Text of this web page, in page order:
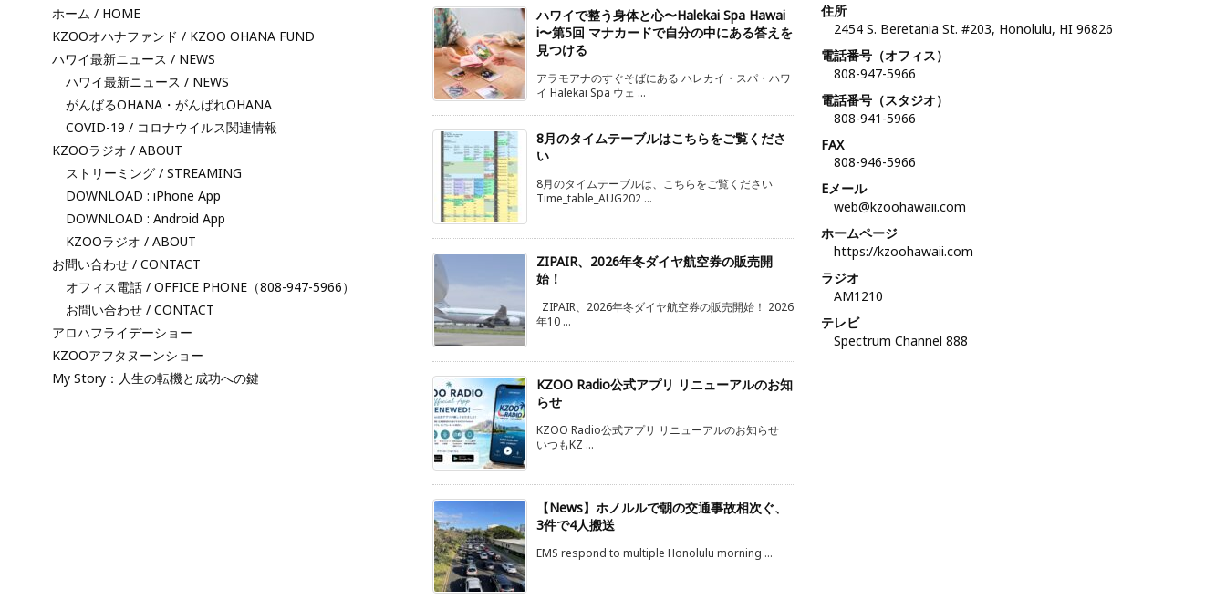
ホーム / HOME
KZOOオハナファンド / KZOO OHANA FUND
ハワイ最新ニュース / NEWS
ハワイ最新ニュース / NEWS
がんばるOHANA・がんばれOHANA
COVID-19 / コロナウイルス関連情報
KZOOラジオ / ABOUT
ストリーミング / STREAMING
DOWNLOAD : iPhone App
DOWNLOAD : Android App
KZOOラジオ / ABOUT
お問い合わせ / CONTACT
オフィス電話 / OFFICE PHONE（808-947-5966）
お問い合わせ / CONTACT
アロハフライデーショー
KZOOアフタヌーンショー
My Story：人生の転機と成功への鍵
ハワイで整う身体と心〜Halekai Spa Hawai
i〜第5回 マナカードで自分の中にある答えを
見つける
アラモアナのすぐそばにある ハレカイ・スパ・ハワ
イ Halekai Spa ウェ ...
8月のタイムテーブルはこちらをご覧くださ
い
8月のタイムテーブルは、こちらをご覧ください
Time_table_AUG202 ...
ZIPAIR、2026年冬ダイヤ航空券の販売開
始！
ZIPAIR、2026年冬ダイヤ航空券の販売開始！ 2026
年10 ...
KZOO Radio公式アプリ リニューアルのお知
らせ
KZOO Radio公式アプリ リニューアルのお知らせ
いつもKZ ...
【News】ホノルルで朝の交通事故相次ぐ、
3件で4人搬送
EMS respond to multiple Honolulu morning ...
住所
2454 S. Beretania St. #203, Honolulu, HI 96826
電話番号（オフィス）
808-947-5966
電話番号（スタジオ）
808-941-5966
FAX
808-946-5966
Eメール
web@kzoohawaii.com
ホームページ
https://kzoohawaii.com
ラジオ
AM1210
テレビ
Spectrum Channel 888